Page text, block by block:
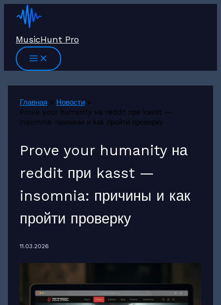
Перейти
MusicHunt Pro
Главная
Новости
Prove your humanity на reddit при kasst —
insomnia: причины и как пройти проверку
Prove your humanity на
reddit при kasst —
insomnia: причины и как
пройти проверку
11.03.2026